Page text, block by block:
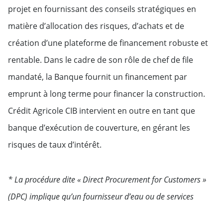
projet en fournissant des conseils stratégiques en
matière d’allocation des risques, d’achats et de
création d’une plateforme de financement robuste et
rentable. Dans le cadre de son rôle de chef de file
mandaté, la Banque fournit un financement par
emprunt à long terme pour financer la construction.
Crédit Agricole CIB intervient en outre en tant que
banque d’exécution de couverture, en gérant les
risques de taux d’intérêt.
* La procédure dite « Direct Procurement for Customers »
(DPC) implique qu’un fournisseur d’eau ou de services